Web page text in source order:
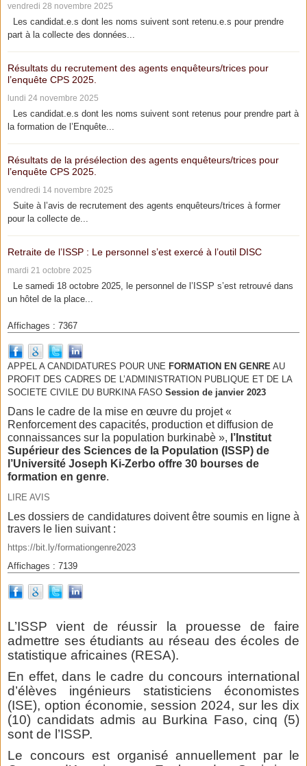
vendredi 28 novembre 2025
Les candidat.e.s dont les noms suivent sont retenu.e.s pour prendre
part à la collecte des données...
Résultats du recrutement des agents enquêteurs/trices pour
l’enquête CPS 2025.
lundi 24 novembre 2025
Les candidat.e.s dont les noms suivent sont retenus pour prendre part à
la formation de l’Enquête...
Résultats de la présélection des agents enquêteurs/trices pour
l’enquête CPS 2025.
vendredi 14 novembre 2025
Suite à l’avis de recrutement des agents enquêteurs/trices à former
pour la collecte de...
Retraite de l’ISSP : Le personnel s’est exercé à l’outil DISC
mardi 21 octobre 2025
Le samedi 18 octobre 2025, le personnel de l’ISSP s’est retrouvé dans
un hôtel de la place...
Affichages : 7367
APPEL A CANDIDATURES POUR UNE FORMATION EN GENRE AU
PROFIT DES CADRES DE L’ADMINISTRATION PUBLIQUE ET DE LA
SOCIETE CIVILE DU BURKINA FASO Session de janvier 2023
Dans le cadre de la mise en œuvre du projet «
Renforcement des capacités, production et diffusion de
connaissances sur la population burkinabè », l’Institut
Supérieur des Sciences de la Population (ISSP) de
l’Université Joseph Ki-Zerbo offre 30 bourses de
formation en genre.
LIRE AVIS
Les dossiers de candidatures doivent être soumis en ligne à
travers le lien suivant :
https://bit.ly/formationgenre2023
Affichages : 7139
L’ISSP vient de réussir la prouesse de faire
admettre ses étudiants au réseau des écoles de
statistique africaines (RESA).
En effet, dans le cadre du concours international
d’élèves ingénieurs statisticiens économistes
(ISE), option économie, session 2024, sur les dix
(10) candidats admis au Burkina Faso, cinq (5)
sont de l’ISSP.
Le concours est organisé annuellement par le